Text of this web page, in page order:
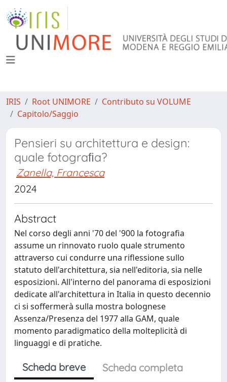
IRIS Root UNIMORE
Contributo su VOLUME
Capitolo/Saggio
Pensieri su architettura e design:
quale fotograﬁa?
Zanella, Francesca
2024
Abstract
Nel corso degli anni '70 del '900 la fotografia
assume un rinnovato ruolo quale strumento
attraverso cui condurre una riflessione sullo
statuto dell'architettura, sia nell'editoria, sia nelle
esposizioni. All'interno del panorama di esposizioni
dedicate all'architettura in Italia in questo decennio
ci si soffermerà sulla mostra bolognese
Assenza/Presenza del 1977 alla GAM, quale
momento paradigmatico della molteplicità di
linguaggi e di pratiche.
Scheda breve
Scheda completa